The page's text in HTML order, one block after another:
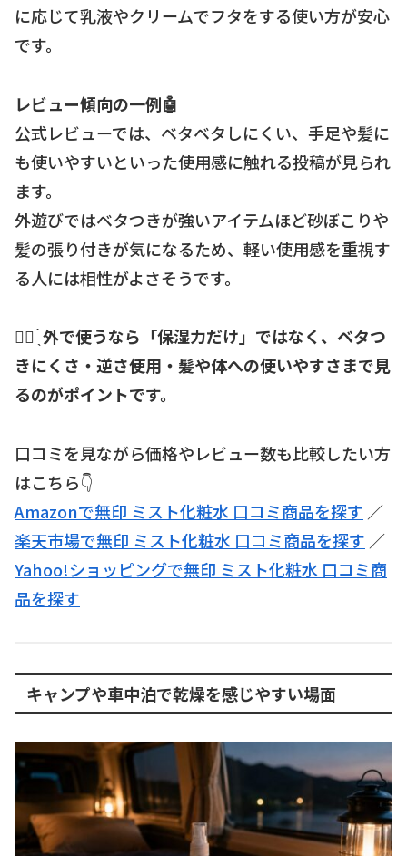
に応じて乳液やクリームでフタをする使い方が安心
です。
レビュー傾向の一例🤖
公式レビューでは、ベタベタしにくい、手足や髪に
も使いやすいといった使用感に触れる投稿が見られ
ます。
外遊びではベタつきが強いアイテムほど砂ぼこりや
髪の張り付きが気になるため、軽い使用感を重視す
る人には相性がよさそうです。
☝🏻 ̖́外で使うなら「保湿力だけ」ではなく、ベタつ
きにくさ・逆さ使用・髪や体への使いやすさまで見
るのがポイントです。
口コミを見ながら価格やレビュー数も比較したい方
はこちら👇
Amazonで無印 ミスト化粧水 口コミ商品を探す ／
楽天市場で無印 ミスト化粧水 口コミ商品を探す ／
Yahoo!ショッピングで無印 ミスト化粧水 口コミ商
品を探す
キャンプや車中泊で乾燥を感じやすい場面